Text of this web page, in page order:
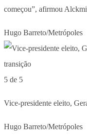
começou”, afirmou
Hugo Barreto/Metrópoles
5 de 5
Vice-presidente eleito,
Hugo Barreto/Metrópoles